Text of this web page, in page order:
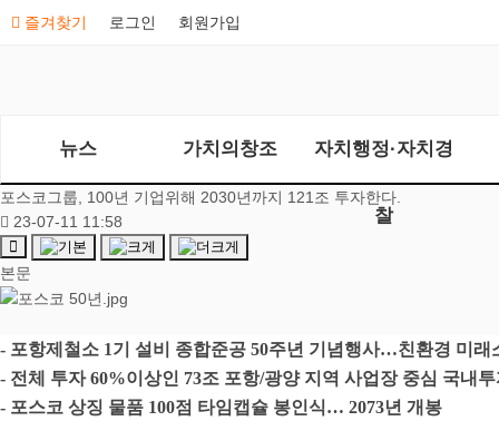
즐겨찾기 로그인 회원가입
뉴스 가치의창조 자치행정·자치경
찰
포스코그룹, 100년 기업위해 2030년까지 121조 투자한다.
23-07-11 11:58
본문
- 포항제철소 1기 설비 종합준공 50주년 기념행사…친환경 미래
- 전체 투자60%이상인 73조 포항/광양 지역 사업장 중심 국내투
- 포스코 상징 물품 100점 타임캡슐 봉인식… 2073년 개봉